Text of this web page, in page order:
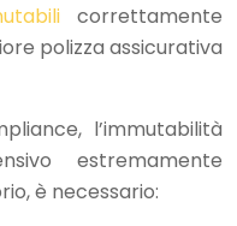
correttamente
polizza assicurativa
l’immutabilità
estremamente
è necessario: